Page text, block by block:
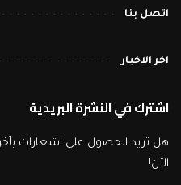
اتصل بنا
اخر الاخبار
اشترك في النشرة البريدية
هل تريد الحصول على اشعارات
الآن!